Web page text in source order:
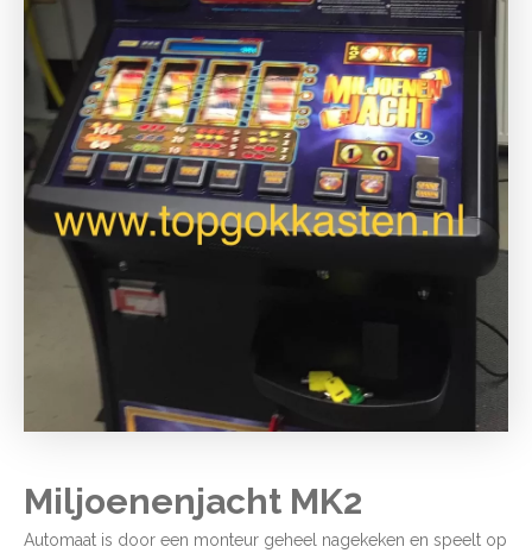
Miljoenenjacht MK2
Automaat is door een monteur geheel nagekeken en speelt op